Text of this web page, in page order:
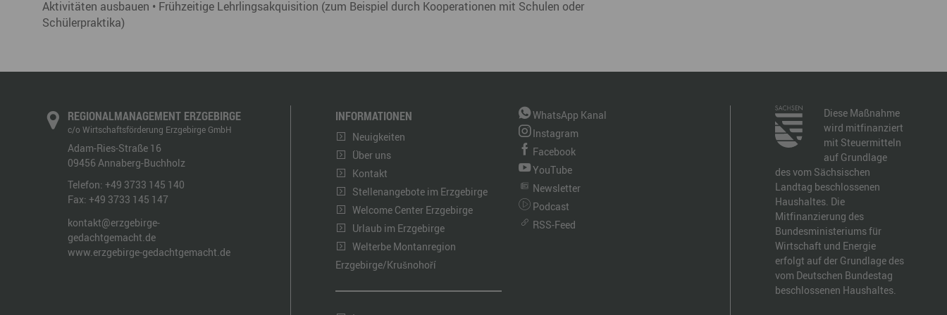
Aktivitäten ausbauen • Frühzeitige Lehrlingsakquisition (zum Beispiel durch Kooperationen mit Schulen oder
Schülerpraktika)
REGIONALMANAGEMENT ERZGEBIRGE
c/o Wirtschaftsförderung Erzgebirge GmbH
Adam-Ries-Straße 16
09456 Annaberg-Buchholz
Telefon: +49 3733 145 140
Fax: +49 3733 145 147
kontakt@erzgebirge-
gedachtgemacht.de
www.erzgebirge-gedachtgemacht.de
INFORMATIONEN
Neuigkeiten
Über uns
Kontakt
Stellenangebote im Erzgebirge
Welcome Center Erzgebirge
Urlaub im Erzgebirge
Welterbe Montanregion
Erzgebirge/Krušnohoří
WhatsApp Kanal
Instagram
Facebook
YouTube
Newsletter
Podcast
RSS-Feed
Diese Maßnahme
wird mitfinanziert
mit Steuermitteln
auf Grundlage
des vom Sächsischen
Landtag beschlossenen
Haushaltes. Die
Mitfinanzierung des
Bundesministeriums für
Wirtschaft und Energie
erfolgt auf der Grundlage des
vom Deutschen Bundestag
beschlossenen Haushaltes.